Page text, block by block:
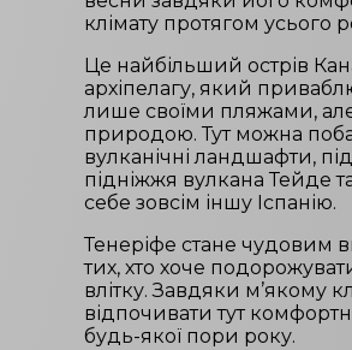
клімату протягом усього
Це найбільший острів
архіпелагу, який
лише своїми пляжами,
природою. Тут можна
вулканічні ландшафти,
підніжжя вулкана Тейде
себе зовсім іншу Іспанію.
Тенеріфе стане чудовим
тих, хто хоче
влітку. Завдяки м’якому
відпочивати тут
будь-якої пори року.